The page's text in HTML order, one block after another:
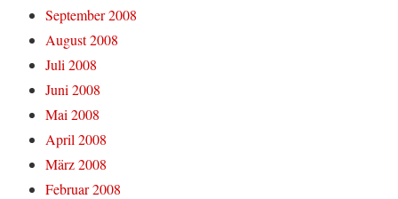
September 2008
August 2008
Juli 2008
Juni 2008
Mai 2008
April 2008
März 2008
Februar 2008